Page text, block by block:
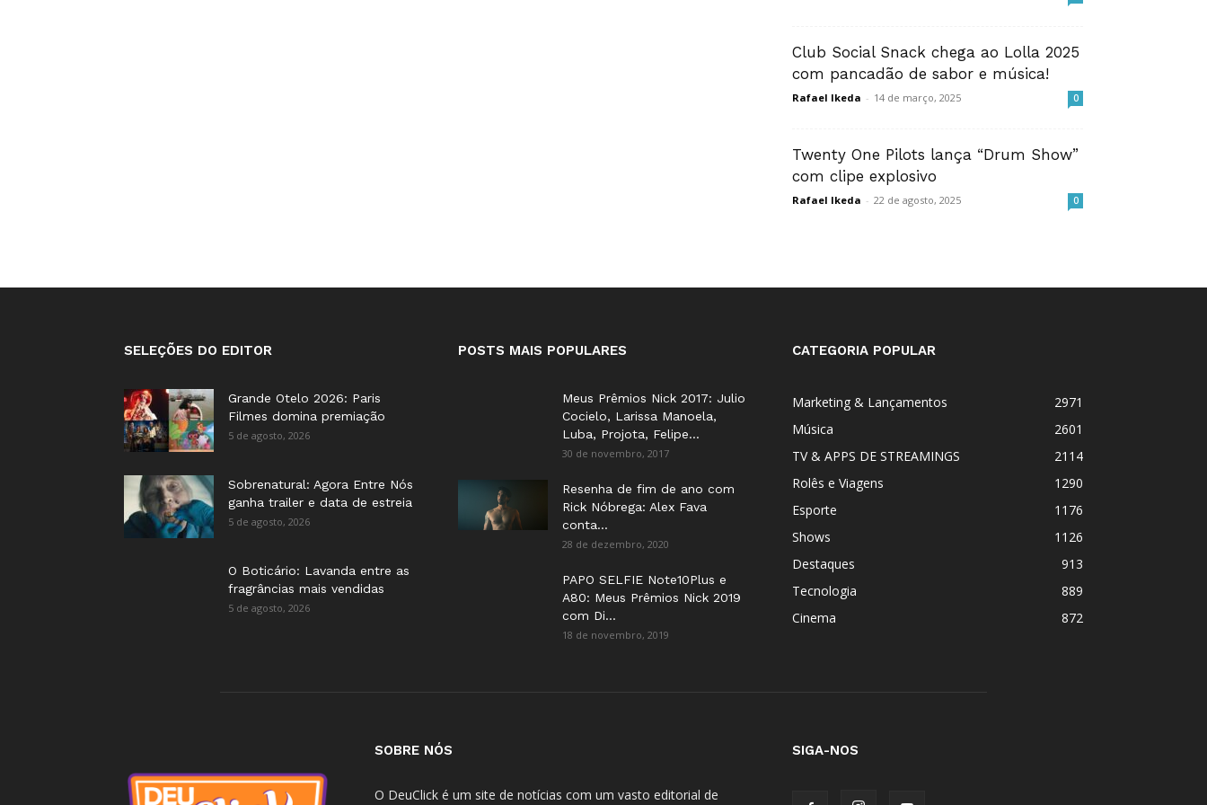
Club Social Snack chega ao Lolla 2025
com pancadão de sabor e música!
Rafael Ikeda - 14 de março, 2025 0
Twenty One Pilots lança “Drum Show”
com clipe explosivo
Rafael Ikeda - 22 de agosto, 2025 0
SELEÇÕES DO EDITOR
Grande Otelo 2026: Paris
Filmes domina premiação
5 de agosto, 2026
Sobrenatural: Agora Entre Nós
ganha trailer e data de estreia
5 de agosto, 2026
O Boticário: Lavanda entre as
fragrâncias mais vendidas
5 de agosto, 2026
POSTS MAIS POPULARES
Meus Prêmios Nick 2017: Julio
Cocielo, Larissa Manoela,
Luba, Projota, Felipe...
30 de novembro, 2017
Resenha de fim de ano com
Rick Nóbrega: Alex Fava
conta...
28 de dezembro, 2020
PAPO SELFIE Note10Plus e
A80: Meus Prêmios Nick 2019
com Di...
18 de novembro, 2019
CATEGORIA POPULAR
Marketing & Lançamentos
2971
Música
2601
TV & APPS DE STREAMINGS
2114
Rolês e Viagens
1290
Esporte
1176
Shows
1126
Destaques
913
Tecnologia
889
Cinema
872
SOBRE NÓS
O DeuClick é um site de notícias com um vasto editorial de
SIGA-NOS